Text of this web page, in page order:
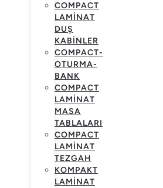
COMPACT
LAMINAT
DUŞ
KABINLER
COMPACT-
OTURMA-
BANK
COMPACT
LAMINAT
MASA
TABLALARI
COMPACT
LAMINAT
TEZGAH
KOMPAKT
LAMINAT